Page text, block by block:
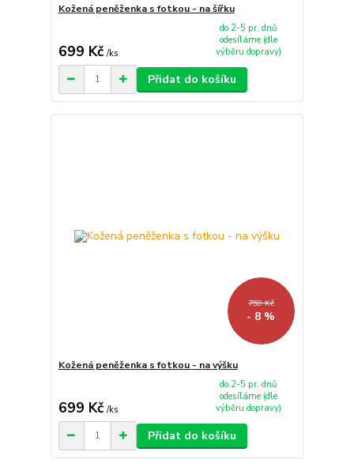
Kožená peněženka s fotkou - na šířku
699 Kč /ks
do 2-5 pr. dnů
odesíláme (dle
výběru dopravy)
Přidat do košíku
759 Kč
- 8 %
Kožená peněženka s fotkou - na výšku
699 Kč /ks
do 2-5 pr. dnů
odesíláme (dle
výběru dopravy)
Přidat do košíku